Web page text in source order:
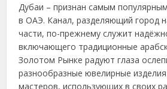
Дубаи – признан самым
в ОАЭ. Канал, разделяющий город
части, по-прежнему служит
включающего традиционные
Золотом Рынке радуют глаза
разнообразные ювелирные
мастеров, использующих в своих